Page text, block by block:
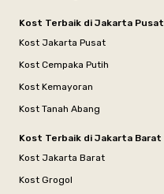
Kost Terbaik di Jakarta Pusat
Kost Jakarta Pusat
Kost Cempaka Putih
Kost Kemayoran
Kost Tanah Abang
Kost Terbaik di Jakarta Barat
Kost Jakarta Barat
Kost Grogol